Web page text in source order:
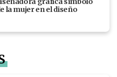
la mujer en el diseño